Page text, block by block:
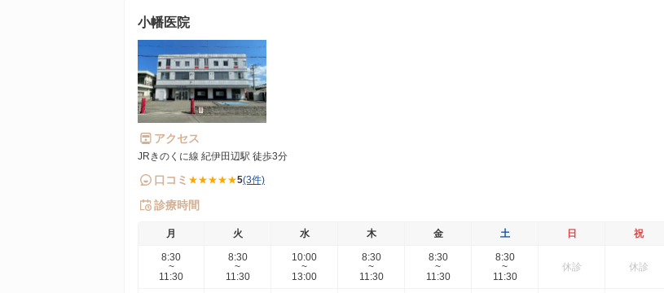
小幡医院
アクセス
JRきのくに線 紀伊田辺駅 徒歩3分
口コミ ★★★★★5(3件)
診療時間
月 火 水 木 金 土 日 祝
8:30
~
11:30
8:30
~
11:30
10:00
~
13:00
8:30
~
11:30
8:30
~
11:30
8:30
~
11:30
休診 休診